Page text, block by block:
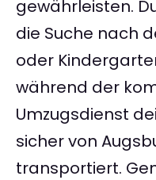
gewährleisten.
die Suche nach
oder
während der
Umzugsdienst
sicher von
transportiert.